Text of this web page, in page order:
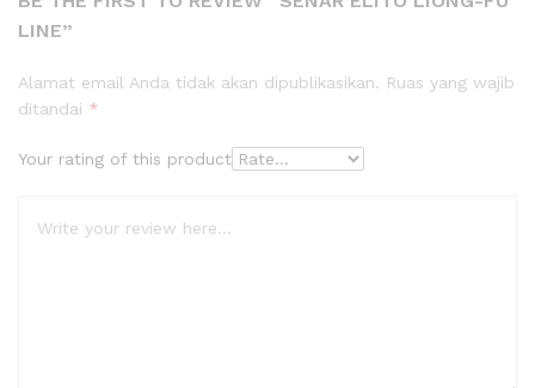
LINE”
Alamat email Anda tidak akan dipublikasikan. Ruas yang wajib
ditandai *
Your rating of this product